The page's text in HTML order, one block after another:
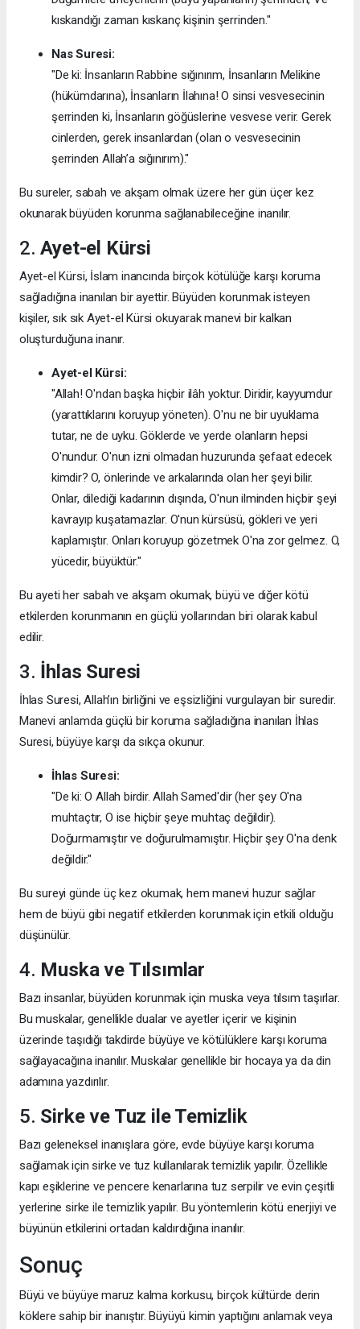
kıskandığı zaman kıskanç kişinin şerrinden."
Nas Suresi:
"De ki: İnsanların Rabbine sığınırım, İnsanların Melikine
(hükümdarına), İnsanların İlahına! O sinsi vesvesecinin
şerrinden ki, İnsanların göğüslerine vesvese verir. Gerek
cinlerden, gerek insanlardan (olan o vesvesecinin
şerrinden Allah’a sığınırım)."
Bu sureler, sabah ve akşam olmak üzere her gün üçer kez
okunarak büyüden korunma sağlanabileceğine inanılır.
2.Ayet-el Kürsi
Ayet-el Kürsi, İslam inancında birçok kötülüğe karşı koruma
sağladığına inanılan bir ayettir. Büyüden korunmak isteyen
kişiler, sık sık Ayet-el Kürsi okuyarak manevi bir kalkan
oluşturduğuna inanır.
Ayet-el Kürsi:
"Allah! O'ndan başka hiçbir ilâh yoktur. Diridir, kayyumdur
(yarattıklarını koruyup yöneten). O'nu ne bir uyuklama
tutar, ne de uyku. Göklerde ve yerde olanların hepsi
O'nundur. O'nun izni olmadan huzurunda şefaat edecek
kimdir? O, önlerinde ve arkalarında olan her şeyi bilir.
Onlar, dilediği kadarının dışında, O'nun ilminden hiçbir şeyi
kavrayıp kuşatamazlar. O'nun kürsüsü, gökleri ve yeri
kaplamıştır. Onları koruyup gözetmek O'na zor gelmez. O,
yücedir, büyüktür."
Bu ayeti her sabah ve akşam okumak, büyü ve diğer kötü
etkilerden korunmanın en güçlü yollarından biri olarak kabul
edilir.
3. İhlas Suresi
İhlas Suresi, Allah’ın birliğini ve eşsizliğini vurgulayan bir suredir.
Manevi anlamda güçlü bir koruma sağladığına inanılan İhlas
Suresi, büyüye karşı da sıkça okunur.
İhlas Suresi:
"De ki: O Allah birdir. Allah Samed'dir (her şey O'na
muhtaçtır, O ise hiçbir şeye muhtaç değildir).
Doğurmamıştır ve doğurulmamıştır. Hiçbir şey O'na denk
değildir."
Bu sureyi günde üç kez okumak, hem manevi huzur sağlar
hem de büyü gibi negatif etkilerden korunmak için etkili olduğu
düşünülür.
4. Muska ve Tılsımlar
Bazı insanlar, büyüden korunmak için muska veya tılsım taşırlar.
Bu muskalar, genellikle dualar ve ayetler içerir ve kişinin
üzerinde taşıdığı takdirde büyüye ve kötülüklere karşı koruma
sağlayacağına inanılır. Muskalar genellikle bir hocaya ya da din
adamına yazdırılır.
5. Sirke ve Tuz ile Temizlik
Bazı geleneksel inanışlara göre, evde büyüye karşı koruma
sağlamak için sirke ve tuz kullanılarak temizlik yapılır. Özellikle
kapı eşiklerine ve pencere kenarlarına tuz serpilir ve evin çeşitli
yerlerine sirke ile temizlik yapılır. Bu yöntemlerin kötü enerjiyi ve
büyünün etkilerini ortadan kaldırdığına inanılır.
Sonuç
Büyü ve büyüye maruz kalma korkusu, birçok kültürde derin
köklere sahip bir inanıştır. Büyüyü kimin yaptığını anlamak veya